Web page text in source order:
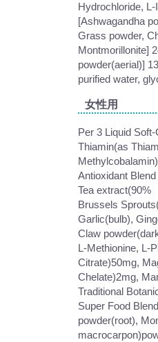
Hydrochloride,
[Ashwagandha
Grass powder,
Montmorillonite]
powder(aerial)]
purified water,
女性用
Per 3 Liquid
Thiamin(as
Antioxidant
Tea extract(90%
Brussels
Garlic(bulb),
Claw
L-Methionine, L-
Citrate)50mg,
Chelate)2mg,
Traditional
Super Food
powder(root),